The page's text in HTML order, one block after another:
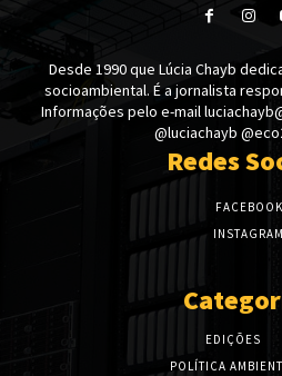
Desde 1990 que Lúcia Chayb
socioambiental. É a jornalista
Informações pelo e-mail
@luciachayb
Redes
FACEBOOK
INSTAGRAM
EDIÇÕES
POLÍTICA